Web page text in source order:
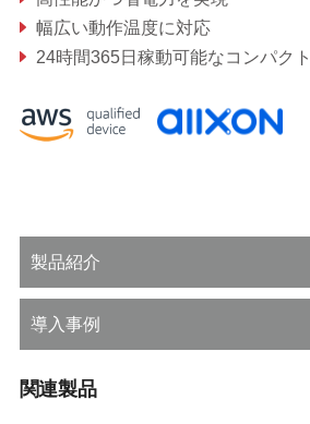
幅広い動作温度に対応
24時間365日稼動可能なコンパクトで耐久性
豊富な産業用I/Oポート、ビジュアルイ
製品紹介
導入事例
関連製品